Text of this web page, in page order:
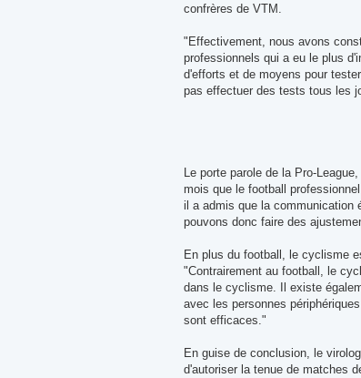
confrères de VTM.
"Effectivement, nous avons
professionnels qui a eu le plus
d'efforts et de moyens pour
pas effectuer des tests tous les
Le porte parole de la Pro-
mois que le football
il a admis que la communication
pouvons donc faire des
En plus du football, le cyclisme
"Contrairement au football, le
dans le cyclisme. Il existe
avec les personnes
sont efficaces."
En guise de conclusion, le
d'autoriser la tenue de matches